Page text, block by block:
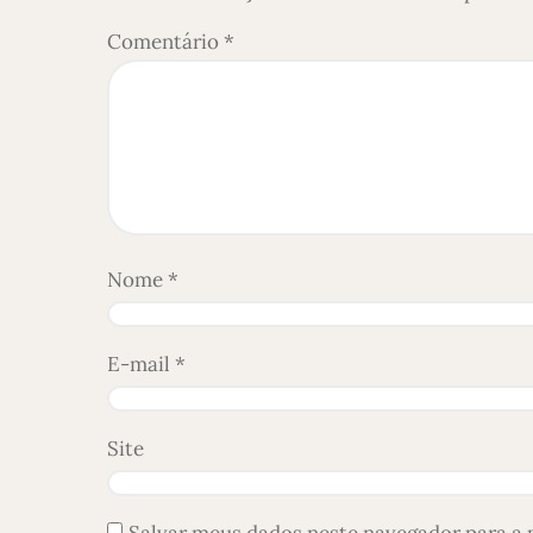
Comentário*
Nome*
E-mail *
Site